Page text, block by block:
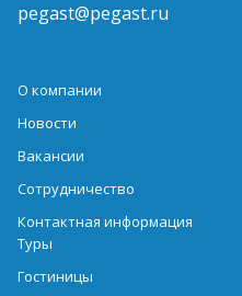
pegast@pegast.ru
О компании
Новости
Вакансии
Сотрудничество
Контактная информация
Туры
Гостиницы